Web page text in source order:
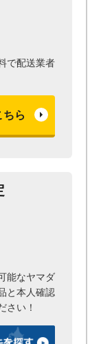
で配送業者
ちら
能なヤマダ
と本人確認
さい！